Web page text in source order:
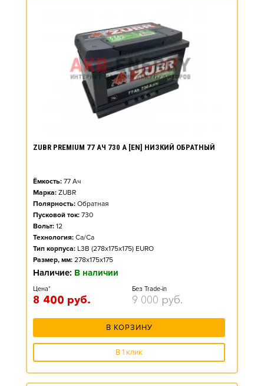
ZUBR PREMIUM 77 АЧ 730 А [EN] НИЗКИЙ ОБРАТНЫЙ
Ёмкость: 77 Ач
Марка: ZUBR
Полярность: Обратная
Пусковой ток: 730
Вольт: 12
Технология: Ca/Ca
Тип корпуса: L3B (278x175x175) EURO
Размер, мм: 278x175x175
Наличие: В наличии
Цена*
8 400 руб.
Без Trade-in
9 000 руб.
В КОРЗИНУ
В 1 клик